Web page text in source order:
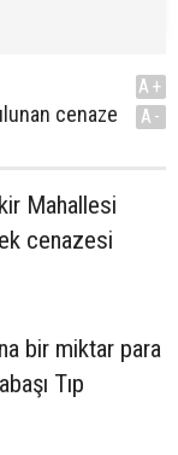
cenaze
A+
A-
Mahallesi
cenazesi
bir miktar para
Tıp